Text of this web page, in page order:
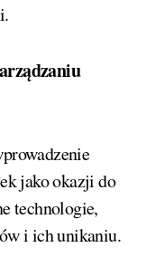
jako okazji do
technologie,
i ich unikaniu.